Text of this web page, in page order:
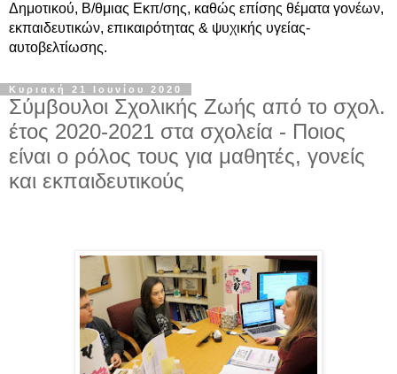
Δημοτικού, Β/θμιας Εκπ/σης, καθώς επίσης θέματα γονέων,
εκπαιδευτικών, επικαιρότητας & ψυχικής υγείας-
αυτοβελτίωσης.
Κυριακή 21 Ιουνίου 2020
Σύμβουλοι Σχολικής Ζωής από το σχολ.
έτος 2020-2021 στα σχολεία - Ποιος
είναι ο ρόλος τους για μαθητές, γονείς
και εκπαιδευτικούς